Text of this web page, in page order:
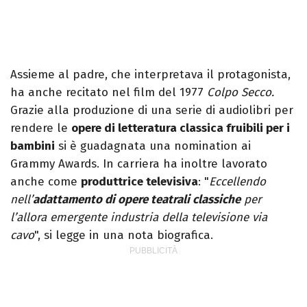
Assieme al padre, che interpretava il protagonista,
ha anche recitato nel film del 1977 Colpo Secco.
Grazie alla produzione di una serie di audiolibri per
rendere le opere di letteratura classica fruibili per i
bambini si è guadagnata una nomination ai
Grammy Awards. In carriera ha inoltre lavorato
anche come produttrice televisiva: "Eccellendo
nell’adattamento di opere teatrali classicheper
l’allora emergente industria della televisione via
cavo", si legge in una nota biografica.